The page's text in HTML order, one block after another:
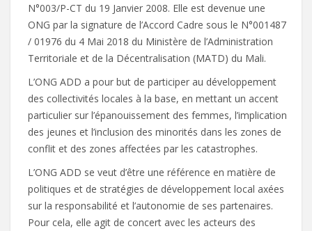
N°003/P-CT du 19 Janvier 2008. Elle est devenue une
ONG par la signature de l’Accord Cadre sous le N°001487
/ 01976 du 4 Mai 2018 du Ministère de l’Administration
Territoriale et de la Décentralisation (MATD) du Mali.
L’ONG ADD a pour but de participer au développement
des collectivités locales à la base, en mettant un accent
particulier sur l’épanouissement des femmes, l’implication
des jeunes et l’inclusion des minorités dans les zones de
conflit et des zones affectées par les catastrophes.
L’ONG ADD se veut d’être une référence en matière de
politiques et de stratégies de développement local axées
sur la responsabilité et l’autonomie de ses partenaires.
Pour cela, elle agit de concert avec les acteurs des